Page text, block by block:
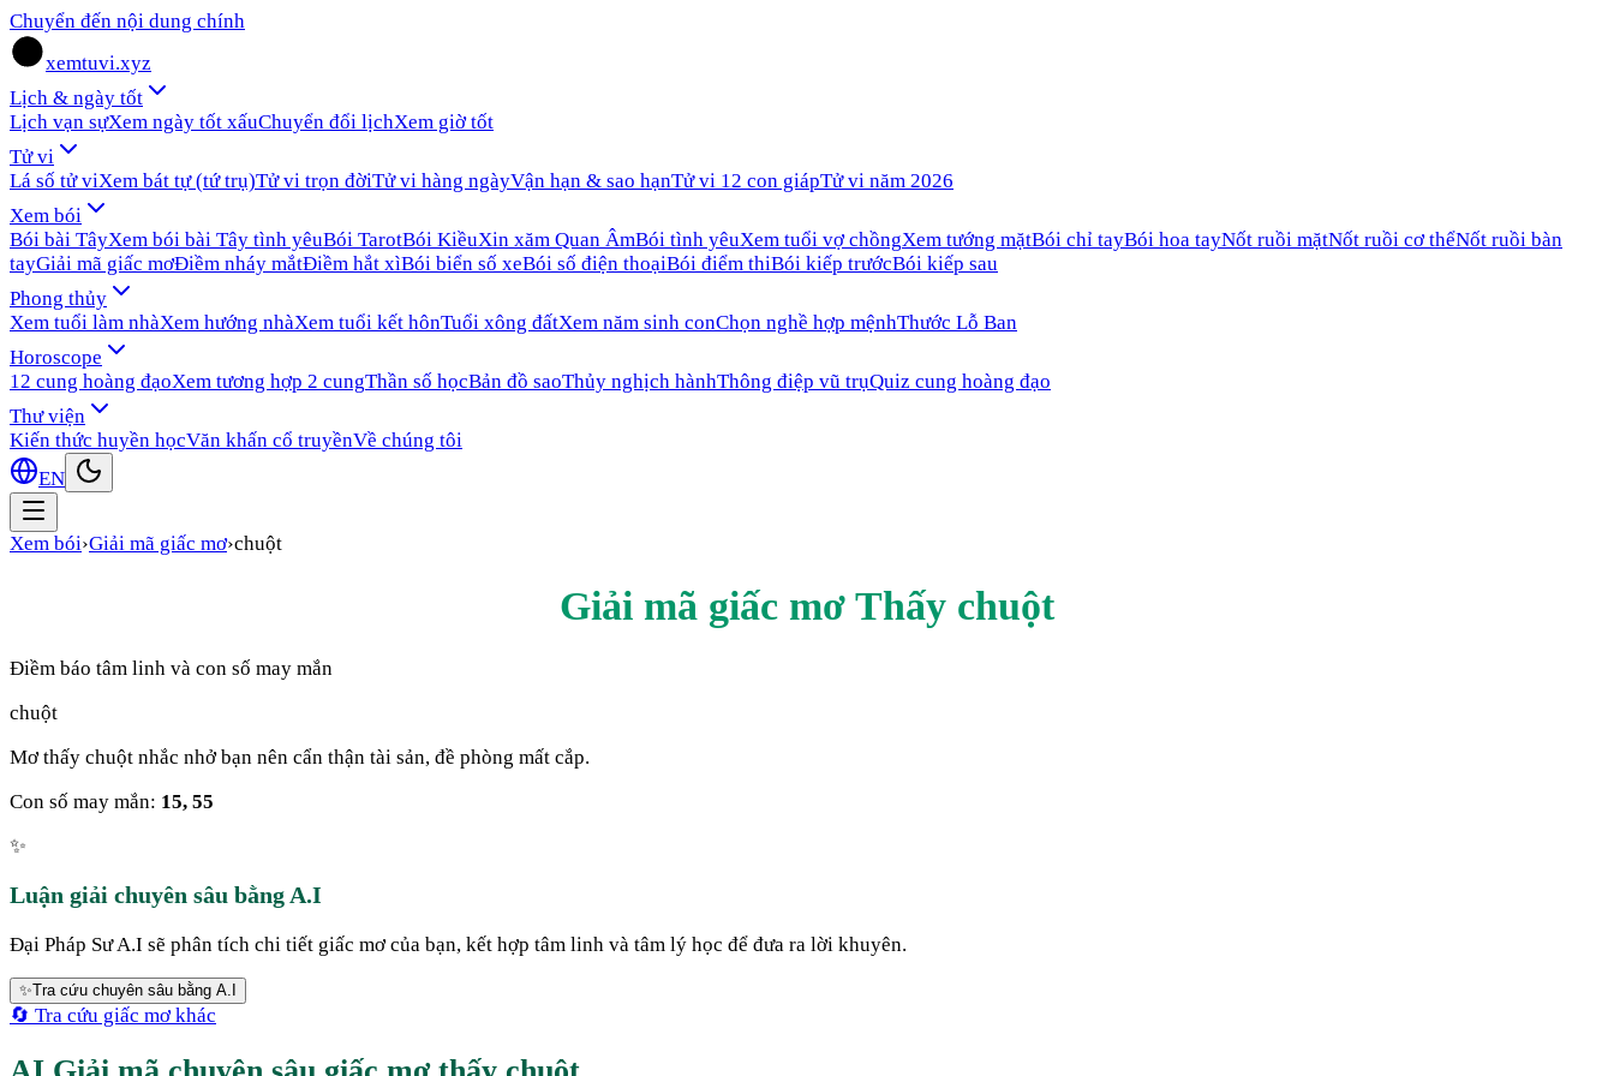
Chuyển đến nội dung chính
xemtuvi.xyz
Lịch & ngày tốt
Lịch vạn sựXem ngày tốt xấuChuyển đổi lịchXem giờ tốt
Tử vi
Lá số tử viXem bát tự (tứ trụ)Tử vi trọn đờiTử vi hàng ngàyVận hạn & sao hạnTử vi 12 con giápTử vi năm 2026
Xem bói
Bói bài TâyXem bói bài Tây tình yêuBói TarotBói KiềuXin xăm Quan ÂmBói tình yêuXem tuổi vợ chồngXem tướng mặtBói chỉ tayBói hoa tayNốt ruồi mặtNốt ruồi cơ thểNốt ruồi bàn
tayGiải mã giấc mơĐiềm nháy mắtĐiềm hắt xìBói biển số xeBói số điện thoạiBói điểm thiBói kiếp trướcBói kiếp sau
Phong thủy
Xem tuổi làm nhàXem hướng nhàXem tuổi kết hônTuổi xông đấtXem năm sinh conChọn nghề hợp mệnhThước Lỗ Ban
Horoscope
12 cung hoàng đạoXem tương hợp 2 cungThần số họcBản đồ saoThủy nghịch hànhThông điệp vũ trụQuiz cung hoàng đạo
Thư viện
Kiến thức huyền họcVăn khấn cổ truyềnVề chúng tôi
EN
Xem bói›Giải mã giấc mơ›chuột
Giải mã giấc mơ Thấy chuột
Điềm báo tâm linh và con số may mắn
chuột
Mơ thấy chuột nhắc nhở bạn nên cẩn thận tài sản, đề phòng mất cắp.
Con số may mắn: 15, 55
✨
Luận giải chuyên sâu bằng A.I
Đại Pháp Sư A.I sẽ phân tích chi tiết giấc mơ của bạn, kết hợp tâm linh và tâm lý học để đưa ra lời khuyên.
✨Tra cứu chuyên sâu bằng A.I
🔄 Tra cứu giấc mơ khác